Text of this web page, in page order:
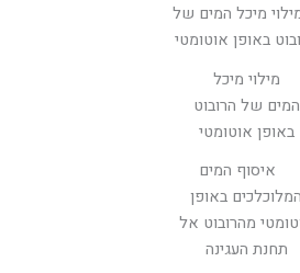
מילוי מיכל
המים של הרובוט
באופן אוטומטי